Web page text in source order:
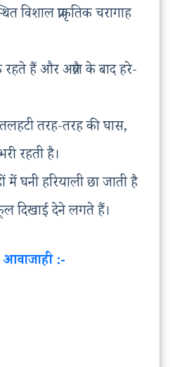
विशाल प्राकृतिक चरागाह
हैं और अप्रैल के बाद हरे-
तरह-तरह की घास,
रहती है।
घनी हरियाली छा जाती है
दिखाई देने लगते हैं।
:-